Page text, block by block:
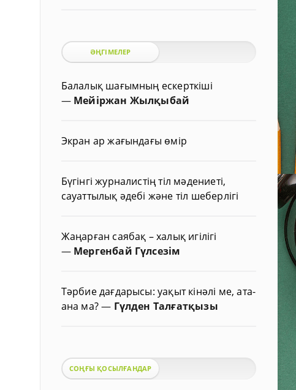
ӘҢГІМЕЛЕР
Балалық шағымның ескерткіші
— Мейіржан Жылқыбай
Экран ар жағындағы өмір
Бүгінгі журналистің тіл мәдениеті,
сауаттылық әдебі және тіл шеберлігі
Жаңарған саябақ – халық игілігі
— Мергенбай Гүлсезім
Тәрбие дағдарысы: уақыт кінәлі ме, ата-
ана ма?— Гүлден Талғатқызы
СОҢҒЫ ҚОСЫЛҒАНДАР